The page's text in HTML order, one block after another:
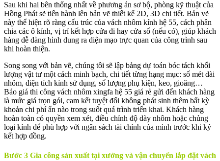
Sau khi hai bên thống nhất về phương án sơ bộ, phòng kỹ thuật của
Hồng Phát sẽ tiến hành lên bản vẽ thiết kế 2D, 3D chi tiết. Bản vẽ
này thể hiện rõ ràng cấu trúc của vách nhôm kính hệ 55, cách phân
chia các ô kính, vị trí kết hợp cửa đi hay cửa sổ (nếu có), giúp khách
hàng dễ dàng hình dung ra diện mạo trực quan của công trình sau
khi hoàn thiện.
Song song với bản vẽ, chúng tôi sẽ lập bảng dự toán bóc tách khối
lượng vật tư một cách minh bạch, chi tiết từng hạng mục: số mét dài
nhôm, diện tích kính sử dụng, số lượng phụ kiện, keo, gioăng…
Báo giá thi công vách nhôm xingfa hệ 55 giá rẻ gửi đến khách hàng
là mức giá trọn gói, cam kết tuyệt đối không phát sinh thêm bất kỳ
khoản chi phí ẩn nào trong suốt quá trình triển khai. Khách hàng
hoàn toàn có quyền xem xét, điều chỉnh độ dày nhôm hoặc chủng
loại kính để phù hợp với ngân sách tài chính của mình trước khi ký
kết hợp đồng.
Bước 3 Gia công sản xuất tại xưởng và vận chuyển lắp đặt vách